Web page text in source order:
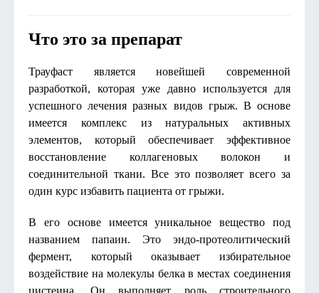
Что это за препарат
Трауфаст является новейшей современной
разработкой, которая уже давно используется для
успешного лечения разных видов грыж. В основе
имеется комплекс из натуральных активных
элементов, который обеспечивает эффективное
восстановление коллагеновых волокон и
соединительной ткани. Все это позволяет всего за
один курс избавить пациента от грыжи.
В его основе имеется уникальное вещество под
названием папаин. Это эндо-протеолитический
фермент, который оказывает избирательное
воздействие на молекулы белка в местах соединения
цистеина. Он выполняет роль строительного